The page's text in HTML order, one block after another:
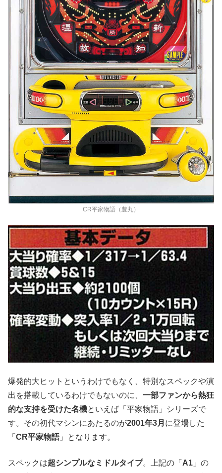
CR平家物語（豊丸）
爆発的大ヒットというわけでもなく、特別なスペックや演
出を搭載しているわけでもないのに、 一部ファンから熱狂
的な支持を受けた名機といえば「平家物語」シリーズで
す。その初代マシンにあたるのが2001年3月 に登場した
「 CR平家物語」となります。
スペックは超シンプルなミドルタイプ。上記の「 A1 」の